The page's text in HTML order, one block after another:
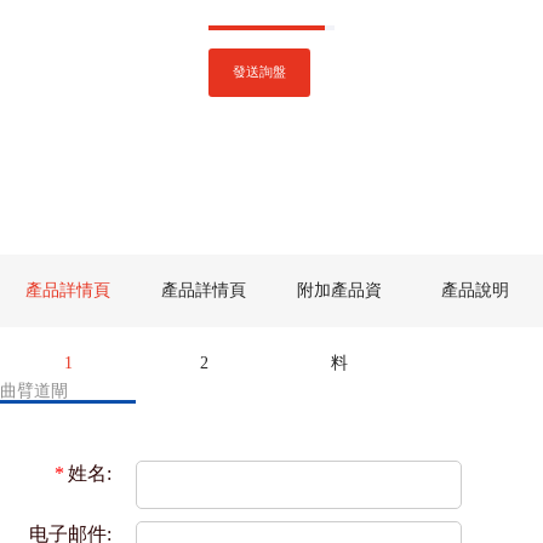
發送詢盤
產品詳情頁
1
產品詳情頁
2
附加產品資
料
產品說明
曲臂道閘
* 姓名:
电子邮件: